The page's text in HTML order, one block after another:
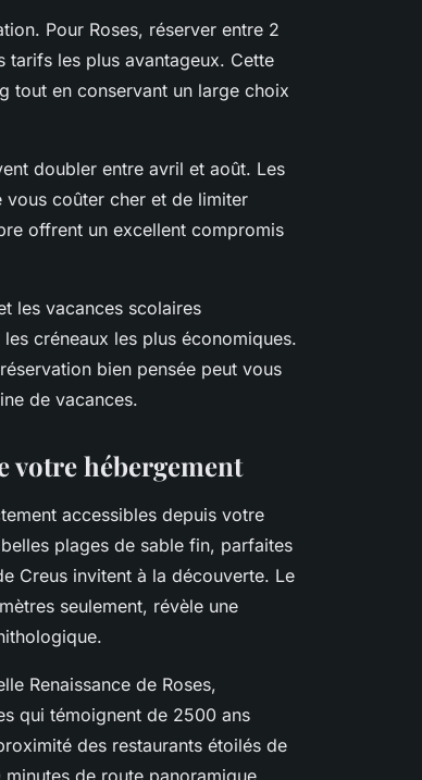
Pour Roses, réserver entre 2
tarifs les plus avantageux. Cette
tout en conservant un large choix
doubler entre avril et août. Les
coûter cher et de limiter
offrent un excellent compromis
les vacances scolaires
créneaux les plus économiques.
bien pensée peut vous
de vacances.
votre hébergement
accessibles depuis votre
plages de sable fin, parfaites
Creus invitent à la découverte. Le
seulement, révèle une
Renaissance de Roses,
qui témoignent de 2500 ans
des restaurants étoilés de